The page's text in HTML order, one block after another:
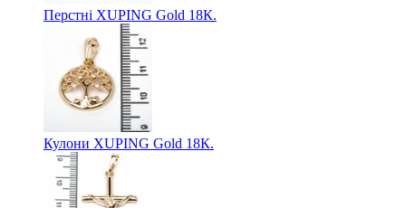
Перстні XUPING Gold 18К.
Кулони XUPING Gold 18К.